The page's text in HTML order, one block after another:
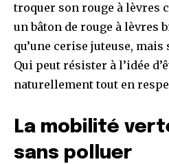
troquer son rouge à lèvres
un bâton de rouge à lèvres
qu’une cerise juteuse,
Qui peut résister à l’idée
naturellement tout en
La mobilité
sans polluer